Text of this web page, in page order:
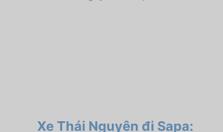
Xe Thái Nguyên đi Sapa: